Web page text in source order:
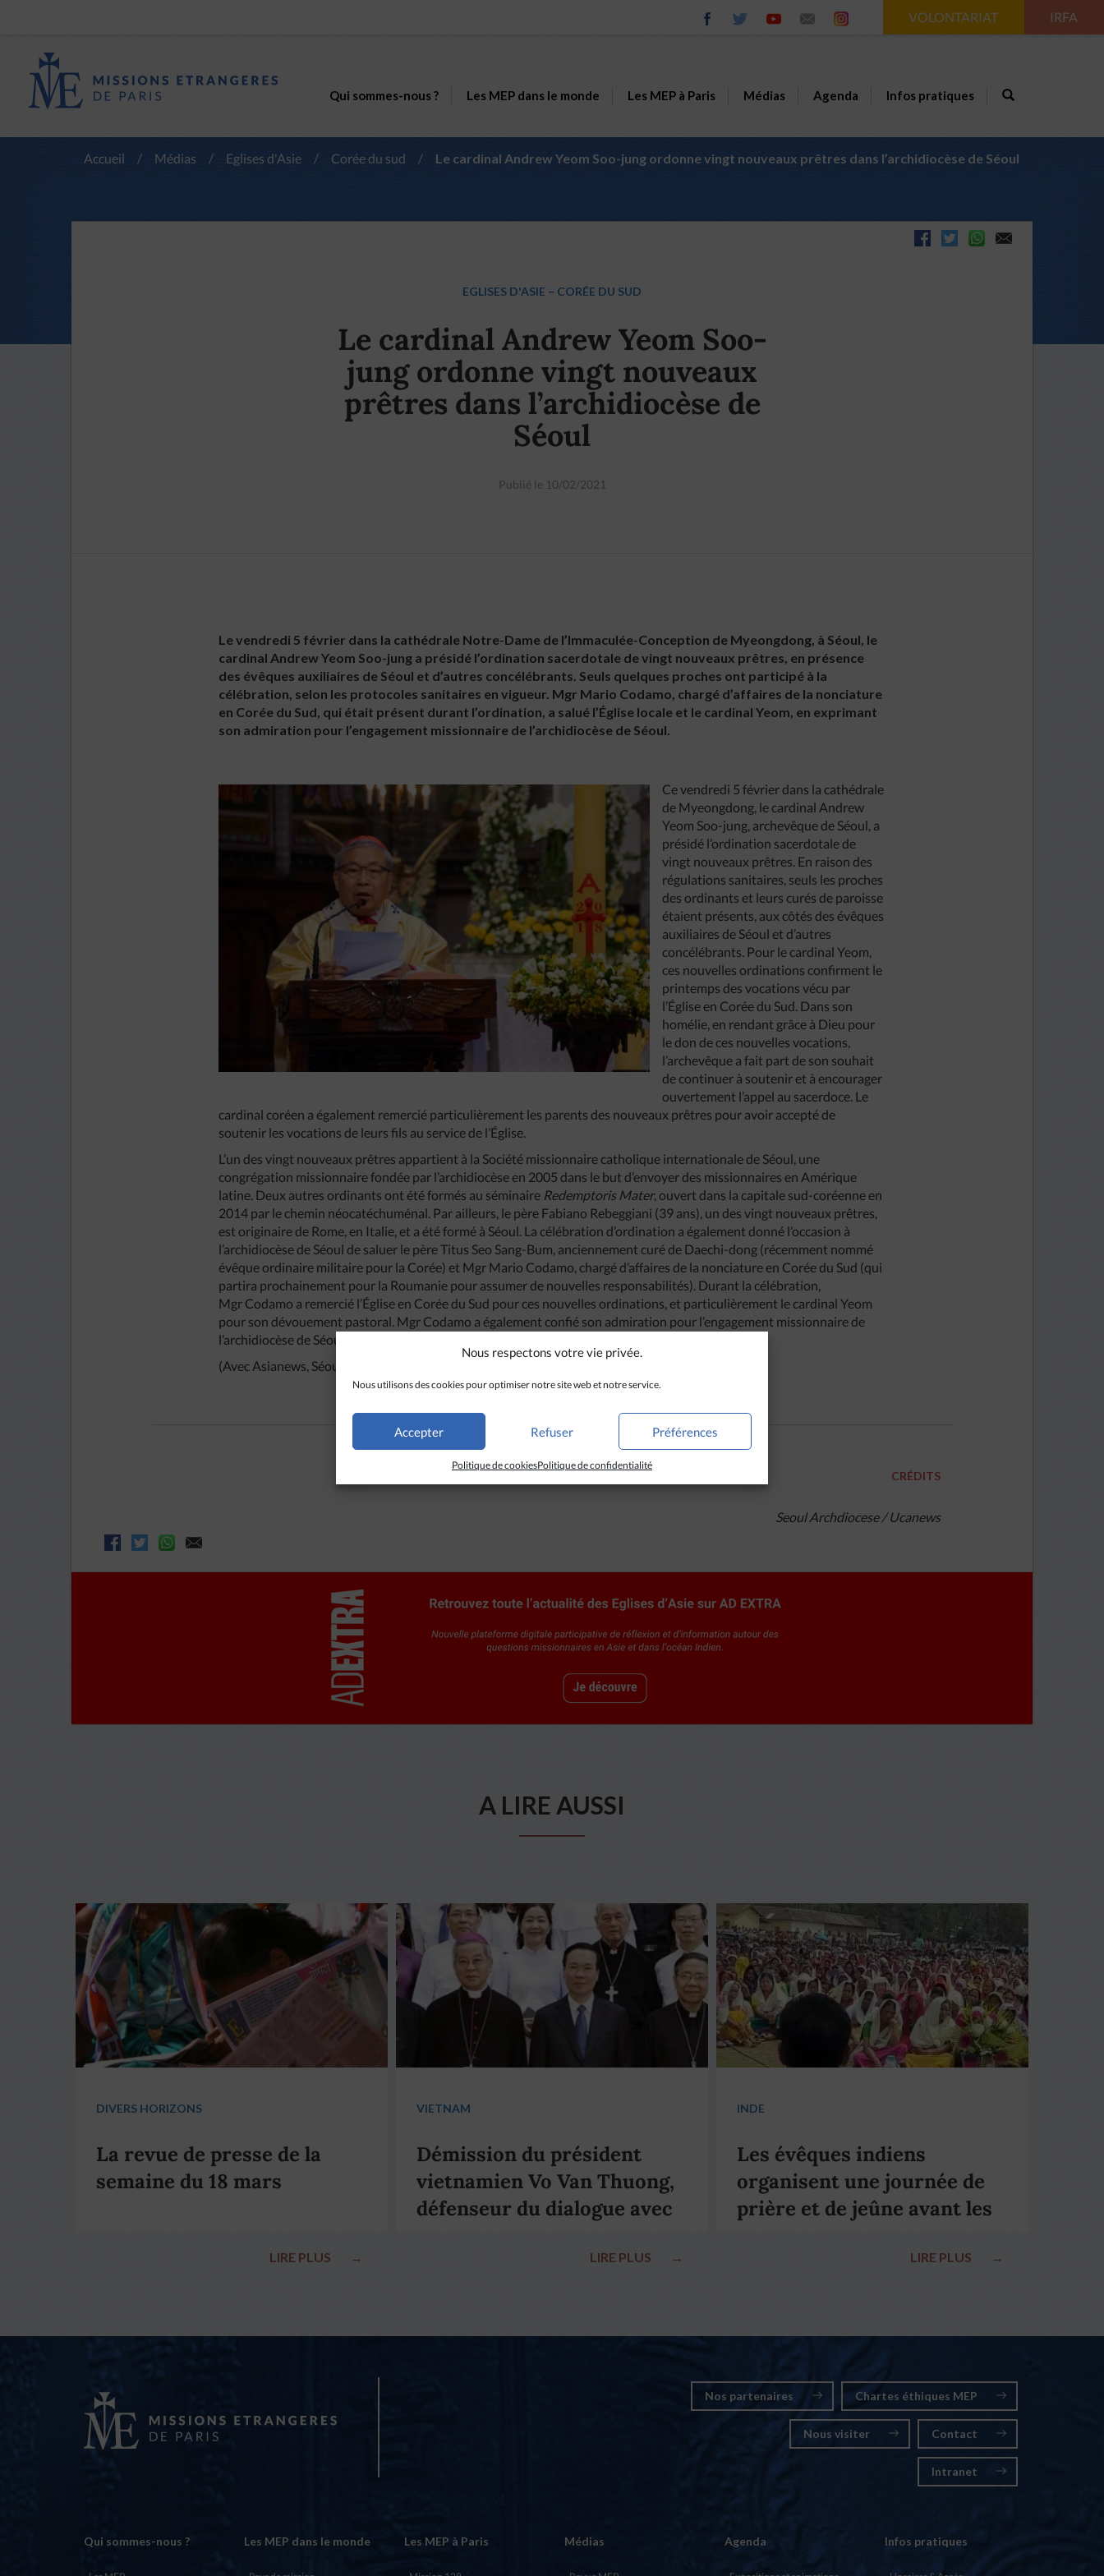
Nous respectons votre vie privée.
Nous utilisons des cookies pour optimiser notre site web et notre service.
Accepter Refuser Préférences
Politique de cookiesPolitique de confidentialité
VOLONTARIAT IRFA
Qui sommes-nous ? Les MEP dans le monde Les MEP à Paris Médias Agenda Infos pratiques
Accueil / Médias / Eglises d'Asie / Corée du sud / Le cardinal Andrew Yeom Soo-jung ordonne vingt nouveaux prêtres dans l’archidiocèse de Séoul
EGLISES D'ASIE – CORÉE DU SUD
Le cardinal Andrew Yeom Soo-
jung ordonne vingt nouveaux
prêtres dans l’archidiocèse de
Séoul
Publié le 10/02/2021
Le vendredi 5 février dans la cathédrale Notre-Dame de l’Immaculée-Conception de Myeongdong, à Séoul, le
cardinal Andrew Yeom Soo-jung a présidé l’ordination sacerdotale de vingt nouveaux prêtres, en présence
des évêques auxiliaires de Séoul et d’autres concélébrants. Seuls quelques proches ont participé à la
célébration, selon les protocoles sanitaires en vigueur. Mgr Mario Codamo, chargé d’affaires de la nonciature
en Corée du Sud, qui était présent durant l’ordination, a salué l’Église locale et le cardinal Yeom, en exprimant
son admiration pour l’engagement missionnaire de l’archidiocèse de Séoul.
Ce vendredi 5 février dans la cathédrale
de Myeongdong, le cardinal Andrew
Yeom Soo-jung, archevêque de Séoul, a
présidé l’ordination sacerdotale de
vingt nouveaux prêtres. En raison des
régulations sanitaires, seuls les proches
des ordinants et leurs curés de paroisse
étaient présents, aux côtés des évêques
auxiliaires de Séoul et d’autres
concélébrants. Pour le cardinal Yeom,
ces nouvelles ordinations confirment le
printemps des vocations vécu par
l’Église en Corée du Sud. Dans son
homélie, en rendant grâce à Dieu pour
le don de ces nouvelles vocations,
l’archevêque a fait part de son souhait
de continuer à soutenir et à encourager
ouvertement l’appel au sacerdoce. Le
cardinal coréen a également remercié particulièrement les parents des nouveaux prêtres pour avoir accepté de
soutenir les vocations de leurs fils au service de l’Église.
L’un des vingt nouveaux prêtres appartient à la Société missionnaire catholique internationale de Séoul, une
congrégation missionnaire fondée par l’archidiocèse en 2005 dans le but d’envoyer des missionnaires en Amérique
latine. Deux autres ordinants ont été formés au séminaire Redemptoris Mater, ouvert dans la capitale sud-coréenne en
2014 par le chemin néocatéchuménal. Par ailleurs, le père Fabiano Rebeggiani (39 ans), un des vingt nouveaux prêtres,
est originaire de Rome, en Italie, et a été formé à Séoul. La célébration d’ordination a également donné l’occasion à
l’archidiocèse de Séoul de saluer le père Titus Seo Sang-Bum, anciennement curé de Daechi-dong (récemment nommé
évêque ordinaire militaire pour la Corée) et Mgr Mario Codamo, chargé d’affaires de la nonciature en Corée du Sud (qui
partira prochainement pour la Roumanie pour assumer de nouvelles responsabilités). Durant la célébration,
Mgr Codamo a remercié l’Église en Corée du Sud pour ces nouvelles ordinations, et particulièrement le cardinal Yeom
pour son dévouement pastoral. Mgr Codamo a également confié son admiration pour l’engagement missionnaire de
l’archidiocèse de Séoul.
(Avec Asianews, Séoul)
CRÉDITS
Seoul Archdiocese / Ucanews
A LIRE AUSSI
DIVERS HORIZONS
La revue de presse de la
semaine du 18 mars
LIRE PLUS →
VIETNAM
Démission du président
vietnamien Vo Van Thuong,
défenseur du dialogue avec
LIRE PLUS →
INDE
Les évêques indiens
organisent une journée de
prière et de jeûne avant les
LIRE PLUS →
Nos partenaires Chartes éthiques MEP
Nous visiter Contact
Intranet
Qui sommes-nous ? Les MEP dans le monde Les MEP à Paris Médias Agenda Infos pratiques